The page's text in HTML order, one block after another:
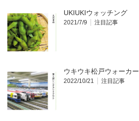
UKIUKIウォッチング
2021/7/9 注目記事
ウキウキ松戸ウォーカー
2022/10/21 注目記事